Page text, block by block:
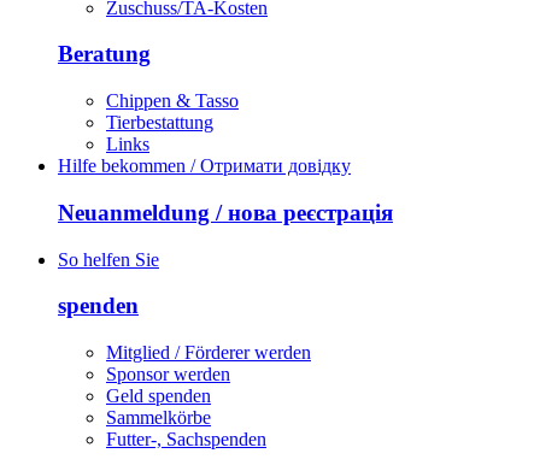
Zuschuss/TA-Kosten
Beratung
Chippen & Tasso
Tierbestattung
Links
Hilfe bekommen / Отримати довідку
Neuanmeldung / нова реєстрація
So helfen Sie
spenden
Mitglied / Förderer werden
Sponsor werden
Geld spenden
Sammelkörbe
Futter-, Sachspenden